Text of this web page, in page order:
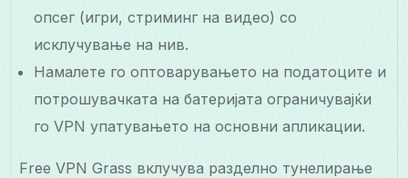
опсег (игри, стриминг на видео) со
исклучување на нив.
Намалете го оптоварувањето на податоците и
потрошувачката на батеријата ограничувајќи
го VPN упатувањето на основни апликации.
Free VPN Grass вклучува разделно тунелирање